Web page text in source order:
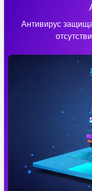
Антивирус